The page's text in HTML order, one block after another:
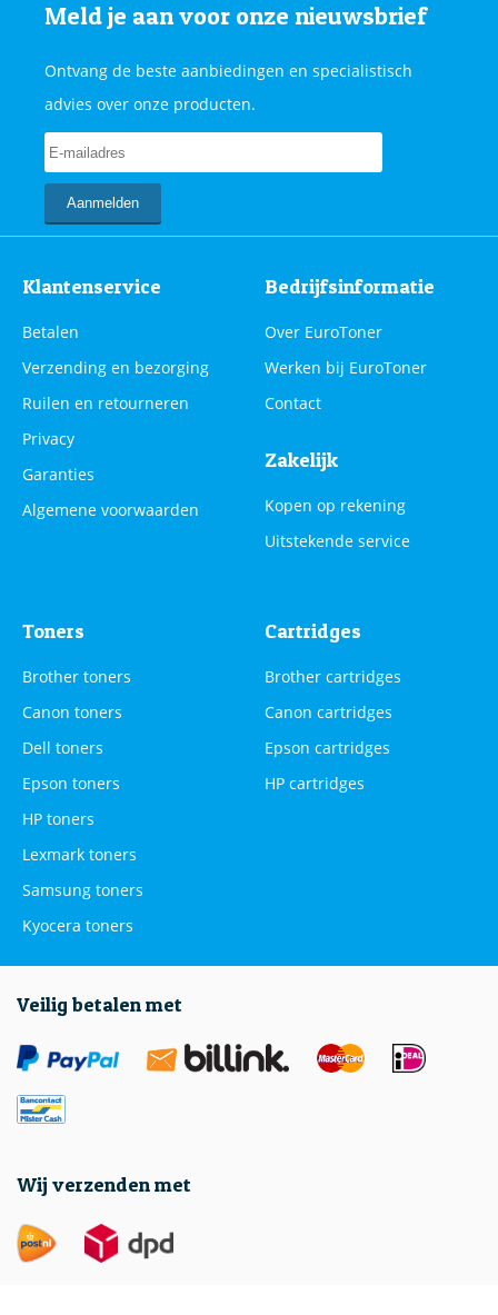
Meld je aan voor onze nieuwsbrief
Ontvang de beste aanbiedingen en specialistisch
advies over onze producten.
Klantenservice
Betalen
Verzending en bezorging
Ruilen en retourneren
Privacy
Garanties
Algemene voorwaarden
Bedrijfsinformatie
Over EuroToner
Werken bij EuroToner
Contact
Zakelijk
Kopen op rekening
Uitstekende service
Toners
Brother toners
Canon toners
Dell toners
Epson toners
HP toners
Lexmark toners
Samsung toners
Kyocera toners
Cartridges
Brother cartridges
Canon cartridges
Epson cartridges
HP cartridges
Veilig betalen met
Wij verzenden met